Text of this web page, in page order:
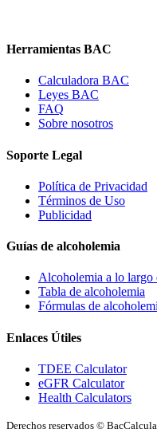
Herramientas BAC
Calculadora BAC
Leyes BAC
FAQ
Sobre nosotros
Soporte Legal
Política de Privacidad
Términos de Uso
Publicidad
Guías de alcoholemia
Alcoholemia a lo largo
Tabla de alcoholemia
Fórmulas de
Enlaces Útiles
TDEE Calculator
eGFR Calculator
Health Calculators
Derechos reservados ©